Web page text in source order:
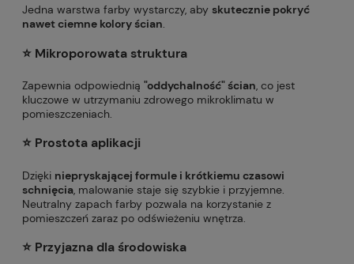
Jedna warstwa farby wystarczy, aby skutecznie pokryć
nawet ciemne kolory ścian.
⭐️ Mikroporowata struktura
Zapewnia odpowiednią "oddychalność" ścian, co jest
kluczowe w utrzymaniu zdrowego mikroklimatu w
pomieszczeniach.
⭐️ Prostota aplikacji
Dzięki niepryskającej formule i krótkiemu czasowi
schnięcia, malowanie staje się szybkie i przyjemne.
Neutralny zapach farby pozwala na korzystanie z
pomieszczeń zaraz po odświeżeniu wnętrza.
⭐️ Przyjazna dla środowiska